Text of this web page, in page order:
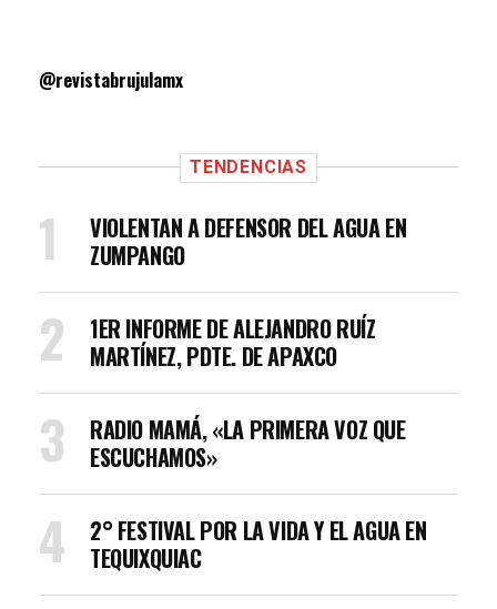
@revistabrujulamx
TENDENCIAS
VIOLENTAN A DEFENSOR DEL AGUA EN
ZUMPANGO
1ER INFORME DE ALEJANDRO RUÍZ
MARTÍNEZ, PDTE. DE APAXCO
RADIO MAMÁ, «LA PRIMERA VOZ QUE
ESCUCHAMOS»
2° FESTIVAL POR LA VIDA Y EL AGUA EN
TEQUIXQUIAC